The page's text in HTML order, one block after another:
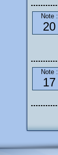
Note :
20
Note :
17